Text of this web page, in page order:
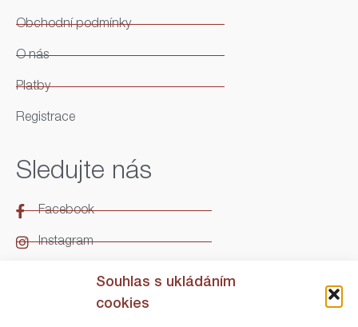
Souhlas s ukládáním
cookies
Obchodní podmínky
O nás
Platby
Registrace
Sledujte nás
Facebook
Instagram